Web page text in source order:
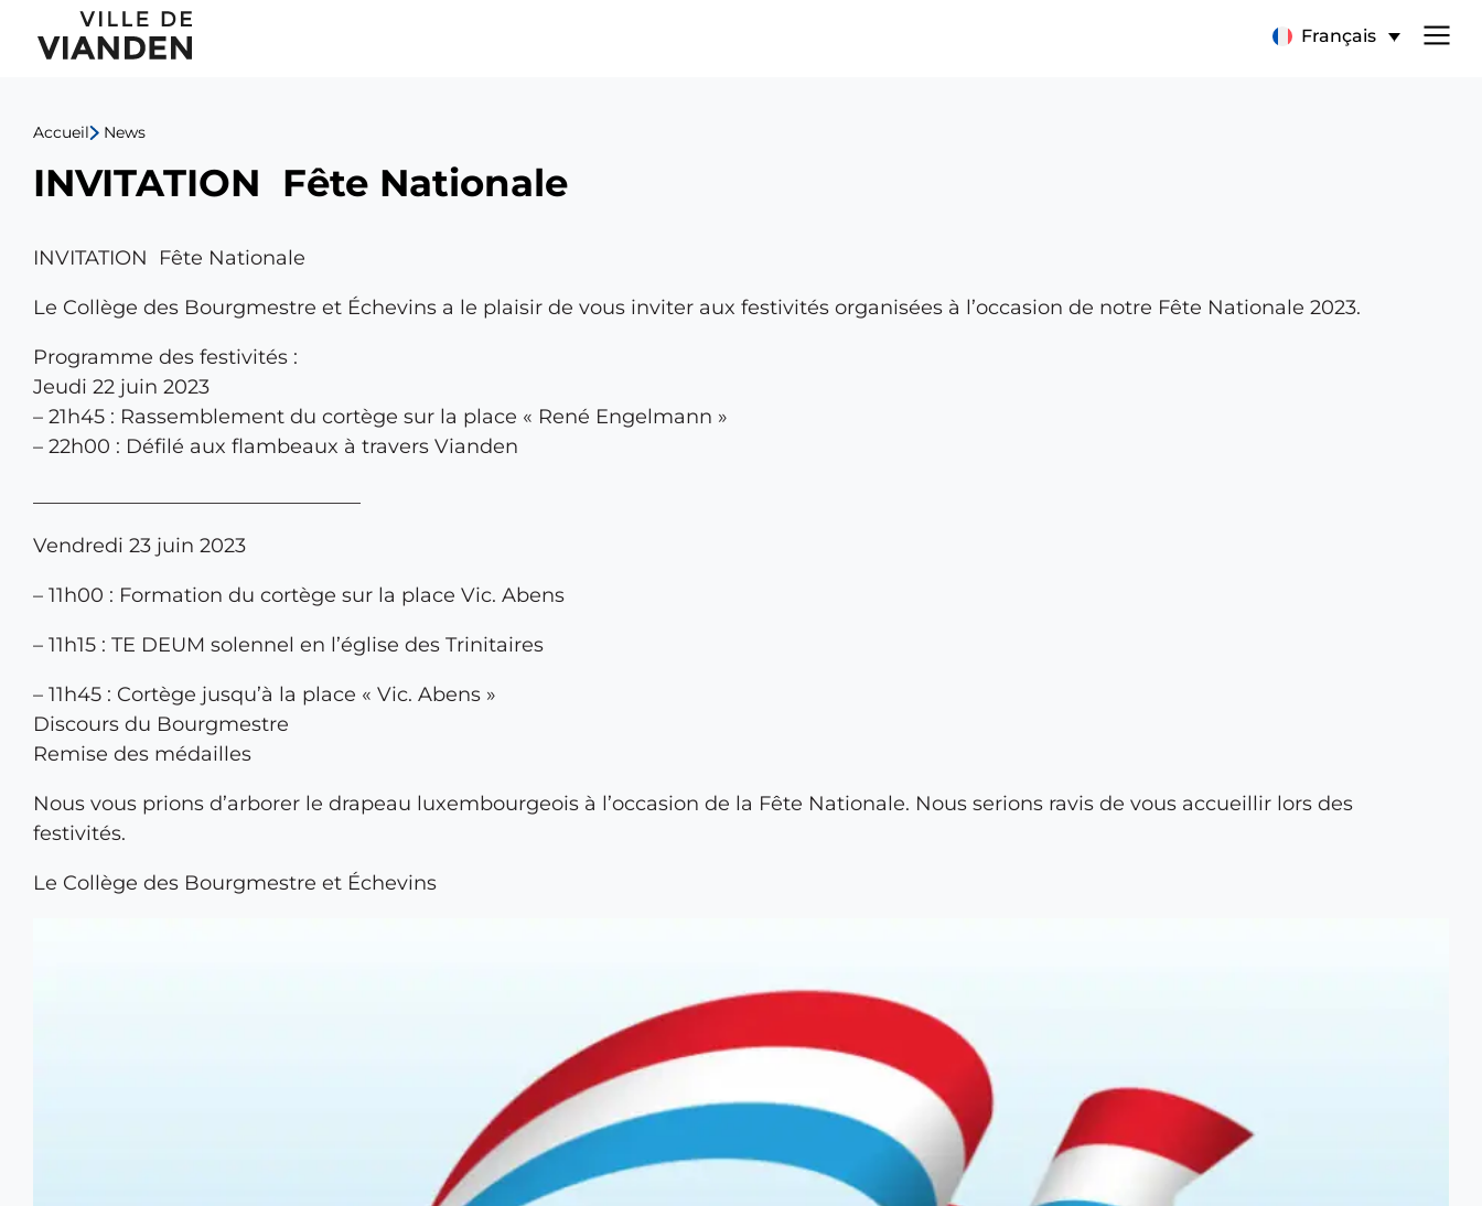
INVITATION
Fête
Nationale
Français
Menu
navigation
principal
Accueil News
INVITATION Fête Nationale
INVITATION Fête Nationale
Le Collège des Bourgmestre et Échevins a le plaisir de vous inviter aux festivités organisées à l’occasion de notre Fête Nationale 2023.
Programme des festivités :
Jeudi 22 juin 2023
– 21h45 : Rassemblement du cortège sur la place « René Engelmann »
– 22h00 : Défilé aux flambeaux à travers Vianden
Vendredi 23 juin 2023
– 11h00 : Formation du cortège sur la place Vic. Abens
– 11h15 : TE DEUM solennel en l’église des Trinitaires
– 11h45 : Cortège jusqu’à la place « Vic. Abens »
Discours du Bourgmestre
Remise des médailles
Nous vous prions d’arborer le drapeau luxembourgeois à l’occasion de la Fête Nationale. Nous serions ravis de vous accueillir lors des
festivités.
Le Collège des Bourgmestre et Échevins